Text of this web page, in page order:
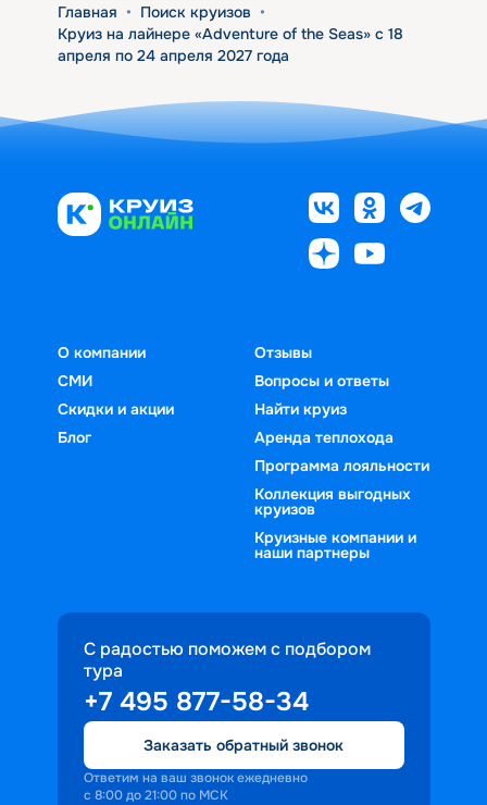
Главная • Поиск круизов •
Круиз на лайнере «Adventure of the Seas» с 18
апреля по 24 апреля 2027 года
О компании
СМИ
Скидки и акции
Блог
Отзывы
Вопросы и ответы
Найти круиз
Аренда теплохода
Программа лояльности
Коллекция выгодных
круизов
Круизные компании и
наши партнеры
С радостью поможем с подбором
тура
+7 495 877-58-34
Заказать обратный звонок
Ответим на ваш звонок ежедневно
с 8:00 до 21:00 по МСК